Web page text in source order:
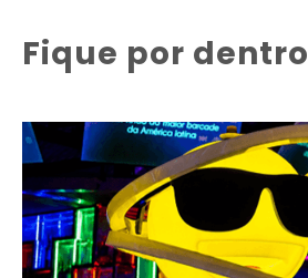
Fique por dentro